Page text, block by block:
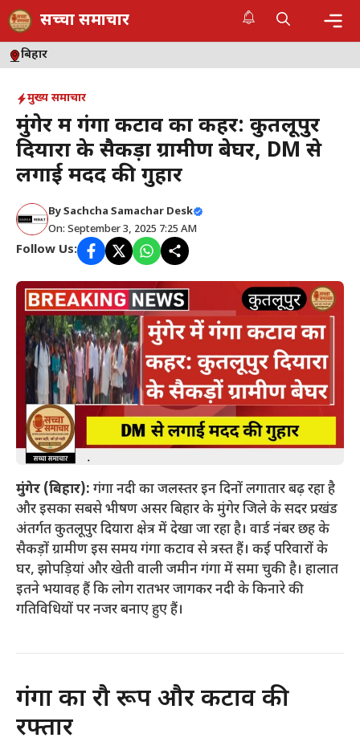
Skip
to
content
सच्चा समाचार
बिहार
मुख्य समाचार
मुंगेर में गंगा कटाव का कहर: कुतलूपुर
दियारा के सैकड़ों ग्रामीण बेघर, DM से
लगाई मदद की गुहार
BySachcha Samachar Desk
On: September 3, 2025 7:25 AM
Follow Us:
मुंगेर (बिहार): गंगा नदी का जलस्तर इन दिनों लगातार बढ़ रहा है
और इसका सबसे भीषण असर बिहार के मुंगेर जिले के सदर प्रखंड
अंतर्गत कुतलूपुर दियारा क्षेत्र में देखा जा रहा है। वार्ड नंबर छह के
सैकड़ों ग्रामीण इस समय गंगा कटाव से त्रस्त हैं। कई परिवारों के
घर, झोपड़ियां और खेती वाली जमीन गंगा में समा चुकी है। हालात
इतने भयावह हैं कि लोग रातभर जागकर नदी के किनारे की
गतिविधियों पर नजर बनाए हुए हैं।
गंगा का रौद्र रूप और कटाव की
रफ्तार